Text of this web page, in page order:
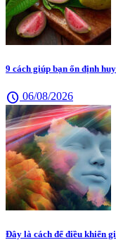
9 cách giúp bạn ổn định
schedule 06/08/2026
Đây là cách để điều khiển